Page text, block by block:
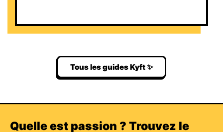
Tous les guides Kyft ✨
Quelle est passion ? Trouvez le